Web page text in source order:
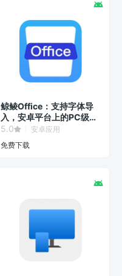
鲸鲮Office：支持字体导
入，安卓平台上的PC级办
公软件！
5.0
安卓应用
免费下载